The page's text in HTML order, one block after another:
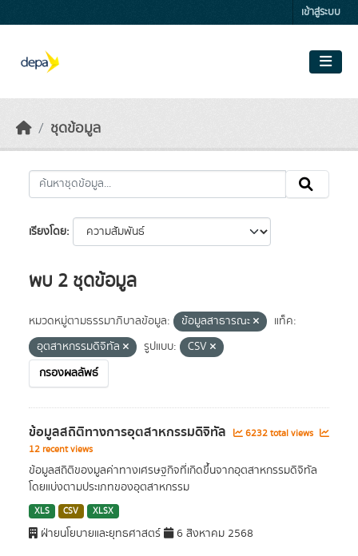
เข้าสู่ระบบ
ชุดข้อมูล
เรียงโดย
พบ 2 ชุดข้อมูล
หมวดหมู่ตามธรรมาภิบาลข้อมูล: ข้อมูลสาธารณะ
แท็ค:
อุตสาหกรรมดิจิทัล
รูปแบบ:
CSV
กรองผลลัพธ์
ข้อมูลสถิติทางการอุตสาหกรรมดิจิทัล
6232 total views
12 recent views
ข้อมูลสถิติของมูลค่าทางเศรษฐกิจที่เกิดขึ้นจากอุตสาหกรรมดิจิทัล
โดยแบ่งตามประเภทของอุตสาหกรรม
XLS CSV XLSX
ฝ่ายนโยบายและยุทธศาสตร์ 6 สิงหาคม 2568